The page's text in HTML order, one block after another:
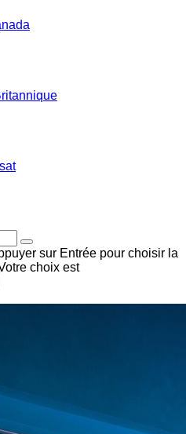
sur Entrée pour choisir la
choix est